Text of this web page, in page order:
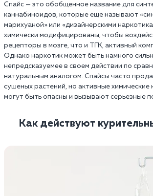
Спайс — это обобщенное название для
каннабиноидов, которые еще называют
марихуаной» или «дизайнерскими
химически модифицированы, чтобы
рецепторы в мозге, что и ТГК, активный
Однако наркотик может быть намного
непредсказуемее в своем действии по
натуральным аналогом. Спайсы часто
сушеных растений, но активные химические
могут быть опасны и вызывают серьезные
Как действуют